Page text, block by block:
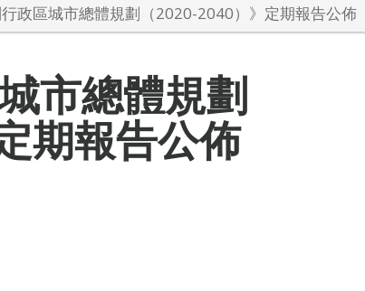
行政區城市總體規劃（2020-2040）》定期報告公佈
市總體規劃
期報告公佈